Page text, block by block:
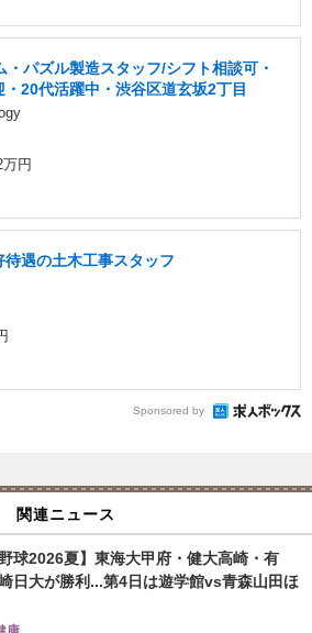
・パズル製造スタッフ/シフト相談可・
20代活躍中・渋谷区道玄坂2丁目
円
遇の土木工事スタッフ
Sponsored by
関連ニュース
野球2026夏】東海大甲府・健大高崎・有
日大が勝利...第4日は遊学館vs青森山田ほ